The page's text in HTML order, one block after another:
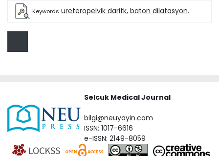
Keywords ureteropelvik daritk, baton dilatasyon.
Selcuk Medical Journal
bilgi@neuyayin.com
ISSN: 1017-6616
e-ISSN: 2149-8059